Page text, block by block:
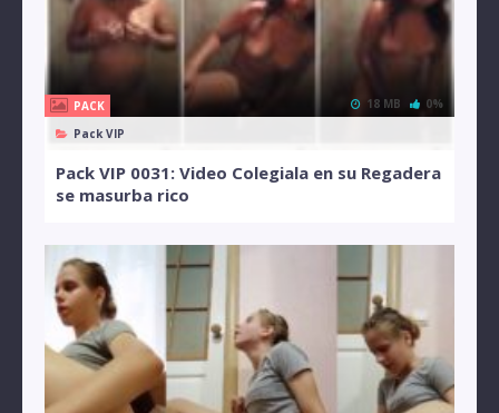
PACK
Pack VIP
18 MB 0%
Pack VIP 0031: Video Colegiala en su Regadera
se masurba rico